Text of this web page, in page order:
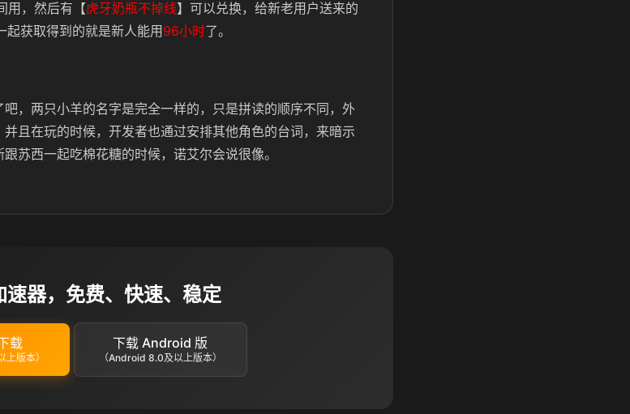
用，然后有【虎牙奶瓶不掉线】可以兑换，给新老用户送来的
起获取得到的就是新人能用 96小时了。
，两只小羊的名字是完全一样的，只是拼读的顺序不同，外
且在玩的时候，开发者也通过安排其他角色的台词，来暗示
苏西一起吃棉花糖的时候，诺艾尔会说很像。
速器，免费、快速、稳定
载
上版本）
下载 Android 版
（Android 8.0及以上版本）